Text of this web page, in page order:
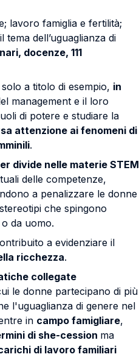
lavoro famiglia e fertilità;
dell’uguaglianza di
docenze, 111
a titolo di esempio, in
management e il loro
di potere e studiare la
attenzione ai fenomeni di
.
divide nelle materie STEM
delle competenze,
a penalizzare le donne
che spingono
da uomo.
a evidenziare il
ricchezza.
collegate
le donne partecipano di più
l'uguaglianza di genere nel
in campo famigliare,
di she-cession ma
di lavoro familiari